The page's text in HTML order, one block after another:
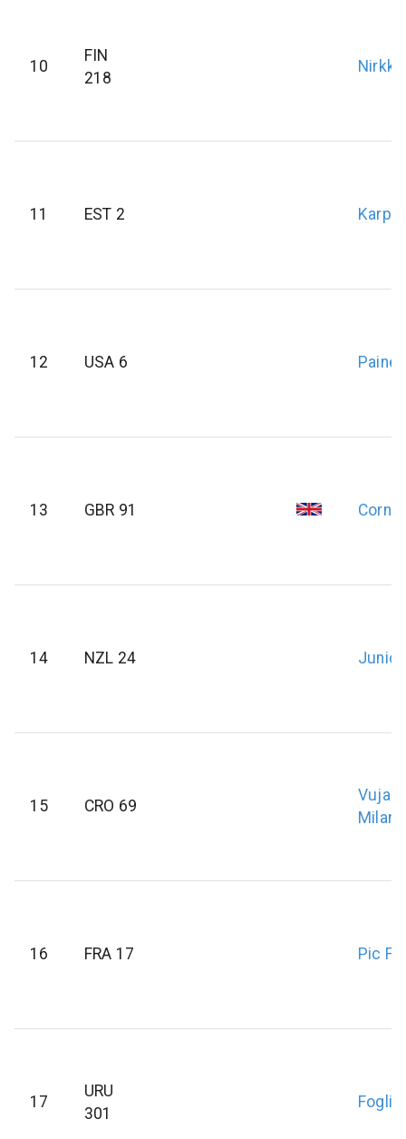
10
FIN
218
Nirkko
11 EST 2
12 USA 6 Paine
13 GBR 91
14 NZL 24 Junior
15 CRO 69
Milan
16 FRA 17 Pic
17
URU
301
Foglia